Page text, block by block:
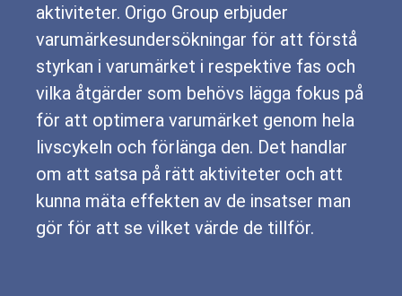
aktiviteter. Origo Group erbjuder
varumärkesundersökningar för att förstå
styrkan i varumärket i respektive fas och
vilka åtgärder som behövs lägga fokus på
för att optimera varumärket genom hela
livscykeln och förlänga den. Det handlar
om att satsa på rätt aktiviteter och att
kunna mäta effekten av de insatser man
gör för att se vilket värde de tillför.